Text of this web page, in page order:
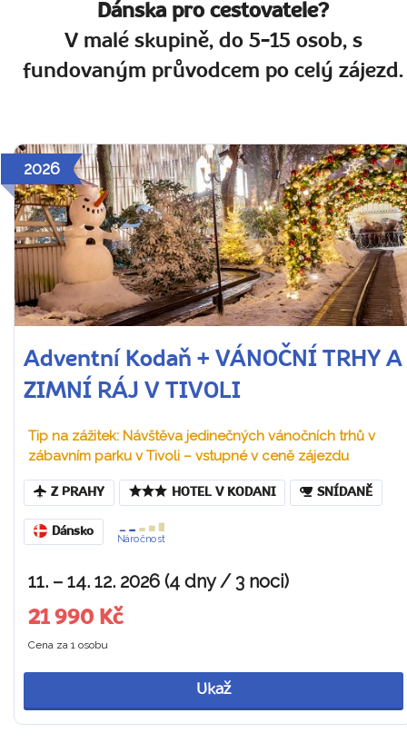
Dánska pro cestovatele?
V malé skupině, do 5-15 osob, s
fundovaným průvodcem po celý zájezd.
2026
Adventní Kodaň + VÁNOČNÍ TRHY A
ZIMNÍ RÁJ V TIVOLI
Tip na zážitek: Návštěva jedinečných vánočních trhů v
zábavním parku v Tivoli – vstupné v ceně zájezdu
Z PRAHY HOTEL V KODANI SNÍDANĚ
Dánsko
Náročnost
11. – 14. 12. 2026 (4 dny / 3 noci)
21 990 Kč
Cena za 1 osobu
Ukaž